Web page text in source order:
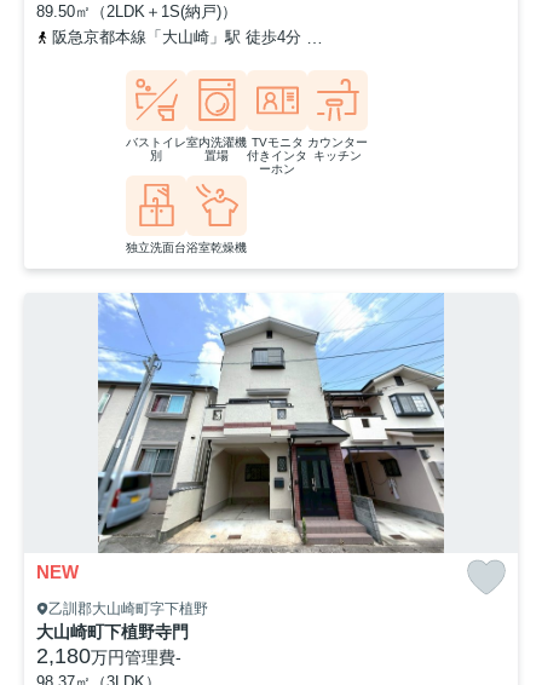
89.50㎡（2LDK＋1S(納戸)）
阪急京都本線「大山崎」駅 徒歩4分
バストイレ
別
室内洗濯機
置場
TVモニタ
付きインタ
ーホン
カウンター
キッチン
独立洗面台浴室乾燥機
NEW
乙訓郡大山崎町字下植野
大山崎町下植野寺門
2,180万円管理費-